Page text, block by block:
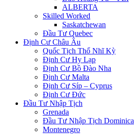
ALBERTA
Skilled Worked
Saskatchewan
Đầu Tư Quebec
Định Cư Châu Âu
Quốc Tịch Thổ Nhĩ Kỳ
Định Cư Hy Lạp
Định Cư Bồ Đào Nha
Định Cư Malta
Định Cư Síp – Cyprus
Định Cư Đức
Đầu Tư Nhập Tịch
Grenada
Đầu Tư Nhập Tịch Dominica
Montenegro